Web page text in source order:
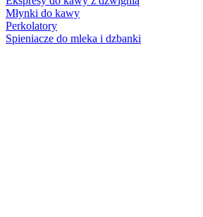
Młynki do kawy
Perkolatory
Spieniacze do mleka i dzbanki